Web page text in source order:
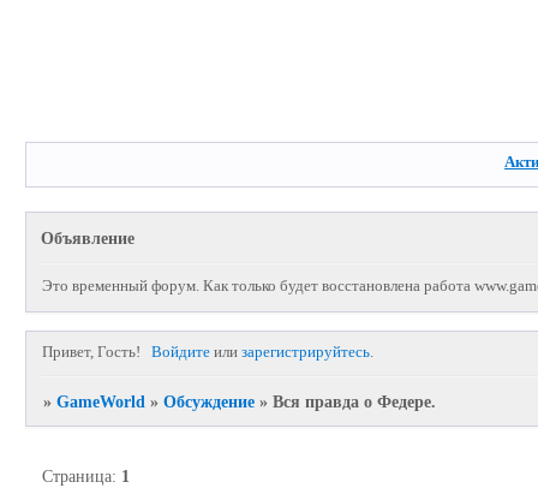
Объявление
Это временный форум. Как только будет восстановлена работа
Привет, Гость! Войдите илизарегистрируйтесь.
»GameWorld »Обсуждение »Вся правда о Федере.
Страница: 1